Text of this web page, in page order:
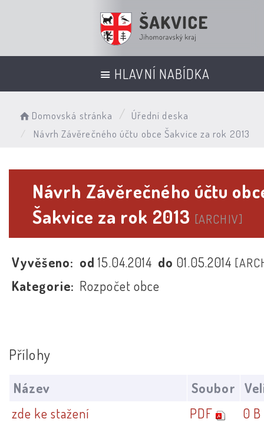
HLAVNÍ NABÍDKA
Domovská stránka
Úřední deska
Návrh Závěrečného účtu obce Šakvice za rok 2013
Návrh Závěrečného účtu
Šakvice za rok 2013 [ARCHIV]
Vyvěšeno: od15.04.2014 do 01.05.2014
Kategorie: Rozpočet obce
Přílohy
Název Soubor
zde ke stažení
PDF 0 B